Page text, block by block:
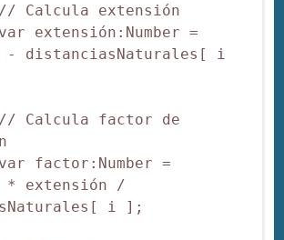
extensión
=
- distanciasNaturales[ i
factor de
=
* extensión /
i ];